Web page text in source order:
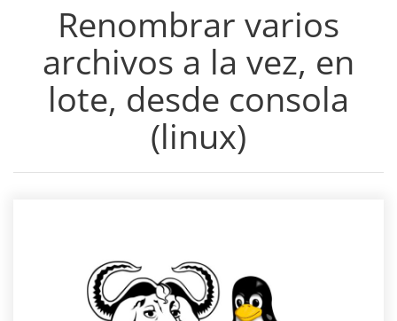
Renombrar varios
archivos a la vez, en
lote, desde consola
(linux)